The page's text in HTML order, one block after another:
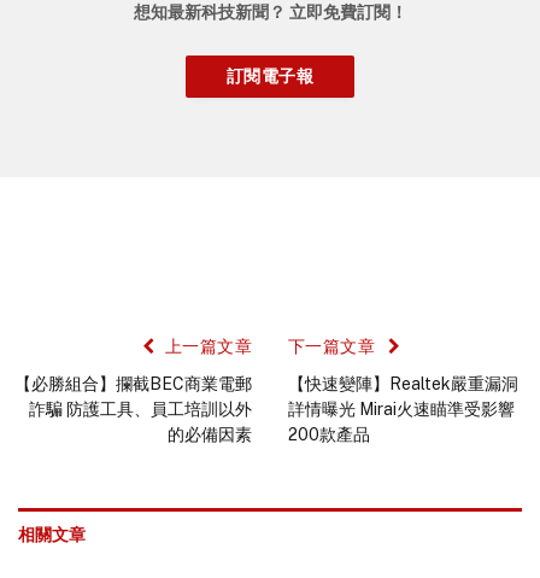
想知最新科技新聞？ 立即免費訂閱！
上一篇文章
【必勝組合】攔截BEC商業電郵
詐騙 防護工具、員工培訓以外
的必備因素
下一篇文章
【快速變陣】Realtek嚴重漏洞
詳情曝光 Mirai火速瞄準受影響
200款產品
相關文章